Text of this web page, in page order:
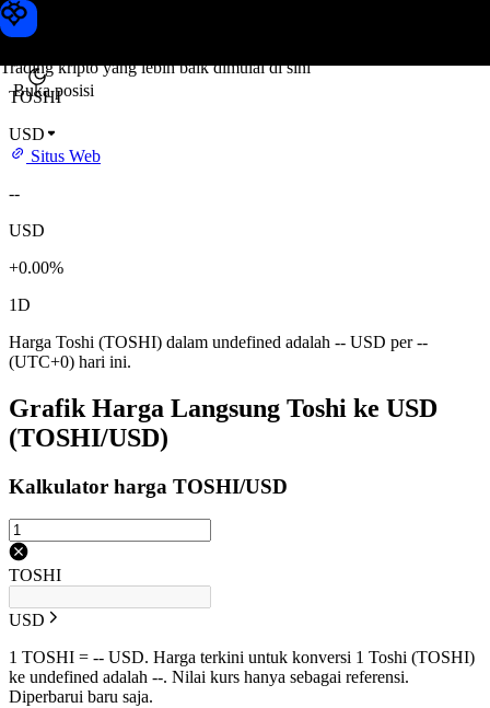
Trading kripto yang lebih baik dimulai di sini
Buka posisi
Harga Toshi
TOSHI
USD
Situs Web
--
USD
+0.00%
1D
Harga Toshi (TOSHI) dalam undefined adalah -- USD per --
(UTC+0) hari ini.
Grafik Harga Langsung Toshi ke USD
(TOSHI/USD)
Kalkulator harga TOSHI/USD
TOSHI
USD
1 TOSHI = -- USD. Harga terkini untuk konversi 1 Toshi (TOSHI)
ke undefined adalah --. Nilai kurs hanya sebagai referensi.
Diperbarui baru saja.